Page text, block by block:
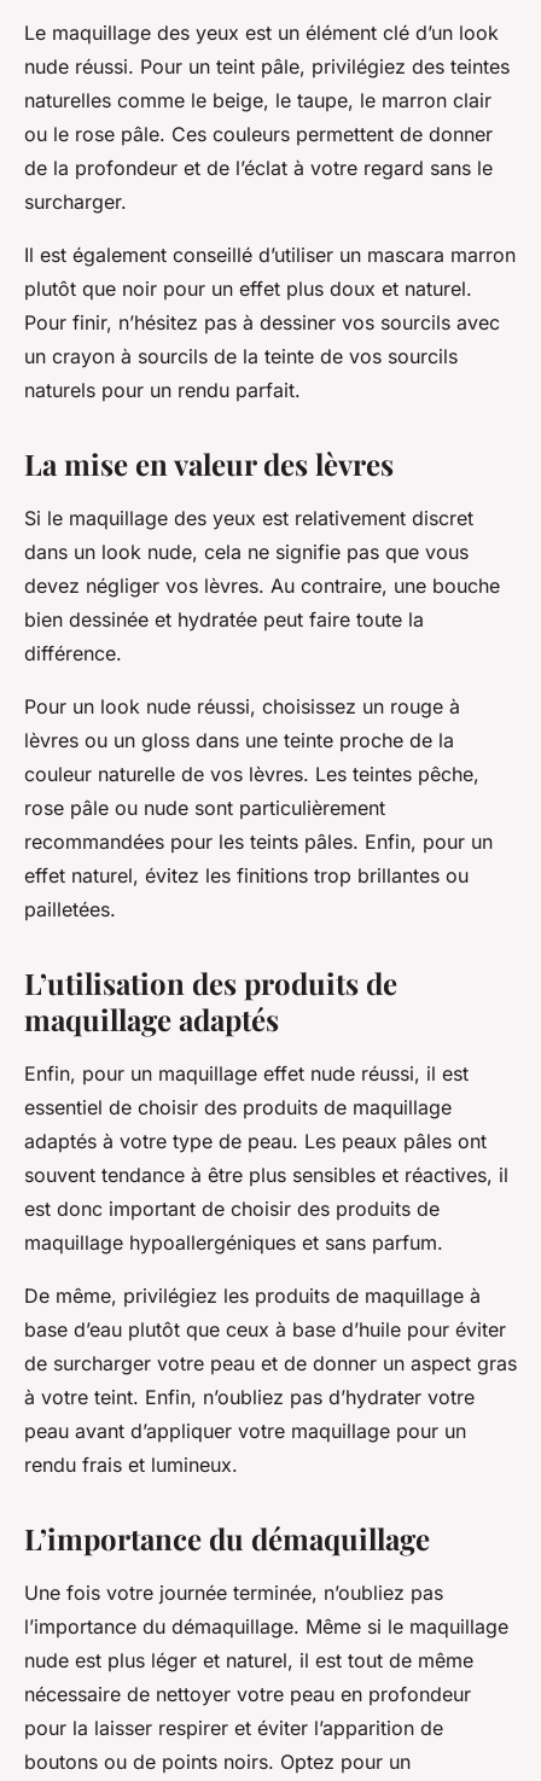
Le maquillage des yeux est un élément clé d’un look
nude réussi. Pour un teint pâle, privilégiez des teintes
naturelles comme le beige, le taupe, le marron clair
ou le rose pâle. Ces couleurs permettent de donner
de la profondeur et de l’éclat à votre regard sans le
surcharger.
Il est également conseillé d’utiliser un mascara marron
plutôt que noir pour un effet plus doux et naturel.
Pour finir, n’hésitez pas à dessiner vos sourcils avec
un crayon à sourcils de la teinte de vos sourcils
naturels pour un rendu parfait.
La mise en valeur des lèvres
Si le maquillage des yeux est relativement discret
dans un look nude, cela ne signifie pas que vous
devez négliger vos lèvres. Au contraire, une bouche
bien dessinée et hydratée peut faire toute la
différence.
Pour un look nude réussi, choisissez un rouge à
lèvres ou un gloss dans une teinte proche de la
couleur naturelle de vos lèvres. Les teintes pêche,
rose pâle ou nude sont particulièrement
recommandées pour les teints pâles. Enfin, pour un
effet naturel, évitez les finitions trop brillantes ou
pailletées.
L’utilisation des produits de
maquillage adaptés
Enfin, pour un maquillage effet nude réussi, il est
essentiel de choisir des produits de maquillage
adaptés à votre type de peau. Les peaux pâles ont
souvent tendance à être plus sensibles et réactives, il
est donc important de choisir des produits de
maquillage hypoallergéniques et sans parfum.
De même, privilégiez les produits de maquillage à
base d’eau plutôt que ceux à base d’huile pour éviter
de surcharger votre peau et de donner un aspect gras
à votre teint. Enfin, n’oubliez pas d’hydrater votre
peau avant d’appliquer votre maquillage pour un
rendu frais et lumineux.
L’importance du démaquillage
Une fois votre journée terminée, n’oubliez pas
l’importance du démaquillage. Même si le maquillage
nude est plus léger et naturel, il est tout de même
nécessaire de nettoyer votre peau en profondeur
pour la laisser respirer et éviter l’apparition de
boutons ou de points noirs. Optez pour un